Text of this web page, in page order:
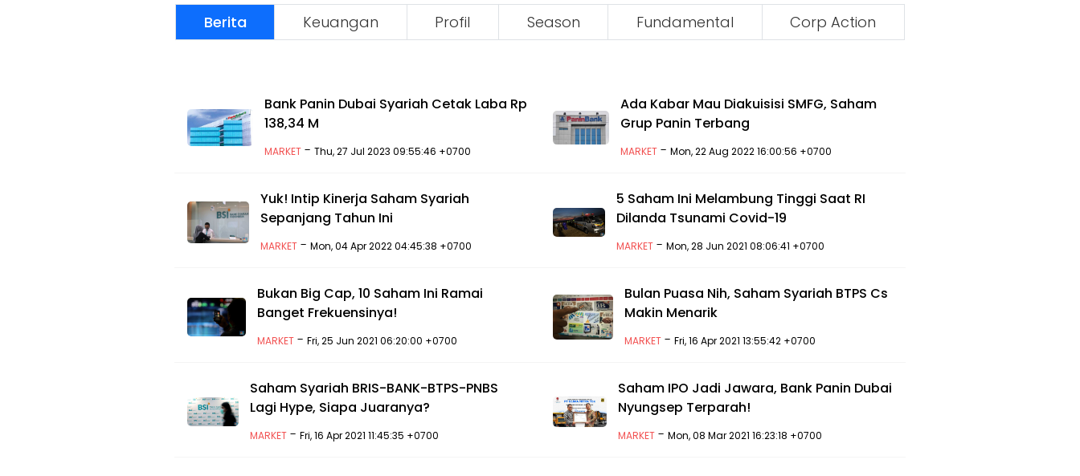
Berita Keuangan Profil Season Fundamental Corp Action
Bank Panin Dubai Syariah Cetak Laba Rp
138,34 M
MARKET- Thu, 27 Jul 2023 09:55:46 +0700
Ada Kabar Mau Diakuisisi SMFG, Saham
Grup Panin Terbang
MARKET -Mon, 22 Aug 2022 16:00:56 +0700
Yuk! Intip Kinerja Saham Syariah
Sepanjang Tahun Ini
MARKET -Mon, 04 Apr 2022 04:45:38 +0700
5 Saham Ini Melambung Tinggi Saat RI
Dilanda Tsunami Covid-19
MARKET -Mon, 28 Jun 2021 08:06:41 +0700
Bukan Big Cap, 10 Saham Ini Ramai
Banget Frekuensinya!
MARKET -Fri, 25 Jun 2021 06:20:00 +0700
Bulan Puasa Nih, Saham Syariah BTPS Cs
Makin Menarik
MARKET- Fri, 16 Apr 2021 13:55:42 +0700
Saham Syariah BRIS-BANK-BTPS-PNBS
Lagi Hype, Siapa Juaranya?
MARKET -Fri, 16 Apr 2021 11:45:35 +0700
Saham IPO Jadi Jawara, Bank Panin Dubai
Nyungsep Terparah!
MARKET -Mon, 08 Mar 2021 16:23:18 +0700